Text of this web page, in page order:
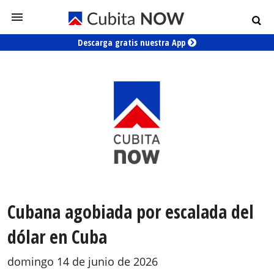
Descarga gratis nuestra App
Cubana agobiada por escalada del
dólar en Cuba
domingo 14 de junio de 2026